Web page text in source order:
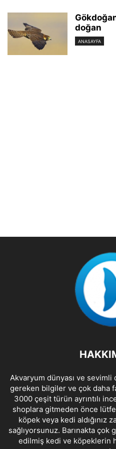
doğan
ANASAYFA
Akvaryum dünyası ve sevimli
gereken bilgiler ve çok daha
3000 çeşit türün ayrıntılı
shoplara gitmeden önce
köpek veya kedi aldığınız
sağlıyorsunuz. Barınakta
edilmiş kedi ve köpeklerin